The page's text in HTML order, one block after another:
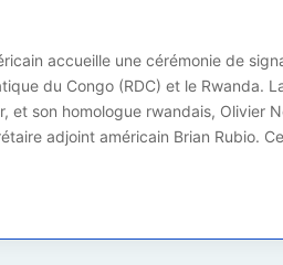
accueille une cérémonie de
du Congo (RDC) et le Rwanda.
et son homologue rwandais, Olivier
adjoint américain Brian Rubio.